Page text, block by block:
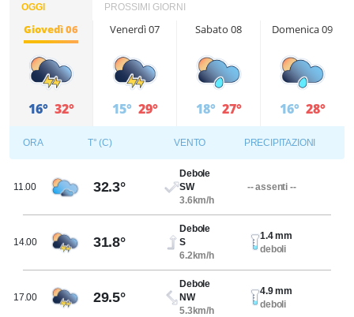
OGGI PROSSIMI GIORNI
Giovedì 06
16° 32°
Venerdì 07
15° 29°
Sabato 08
18° 27°
Domenica 09
16° 28°
ORA T° (C) VENTO PRECIPITAZIONI
11.00 32.3°
Debole
SW
3.6km/h
-- assenti --
14.00 31.8°
Debole
S
6.2km/h
1.4 mm
deboli
17.00 29.5°
Debole
NW
5.3km/h
4.9 mm
deboli